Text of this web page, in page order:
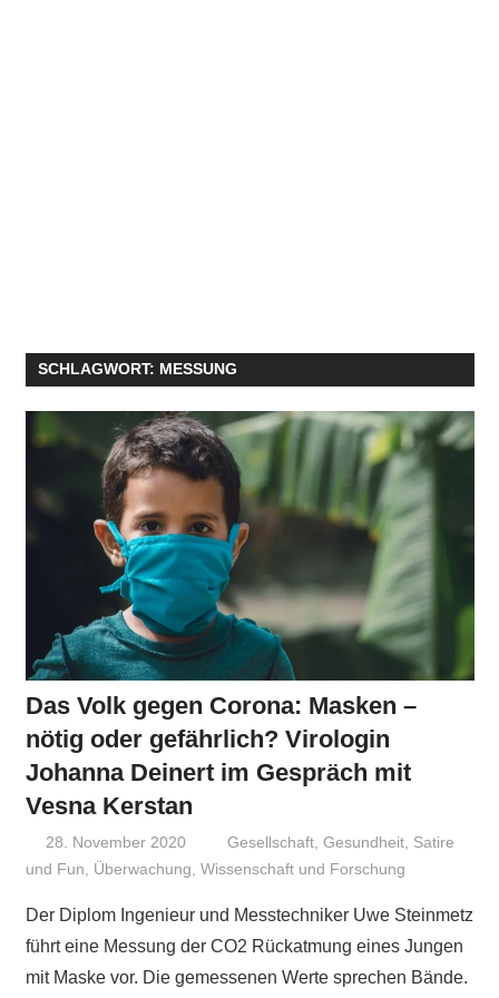
SCHLAGWORT: MESSUNG
Das Volk gegen Corona: Masken –
nötig oder gefährlich? Virologin
Johanna Deinert im Gespräch mit
Vesna Kerstan
28. November 2020 Niki Vogt
Gesellschaft,Gesundheit, Satire
und Fun, Überwachung, Wissenschaft und Forschung
Der Diplom Ingenieur und Messtechniker Uwe Steinmetz
führt eine Messung der CO2 Rückatmung eines Jungen
mit Maske vor. Die gemessenen Werte sprechen Bände.